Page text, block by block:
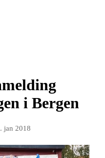
i Bergen
jan 2018